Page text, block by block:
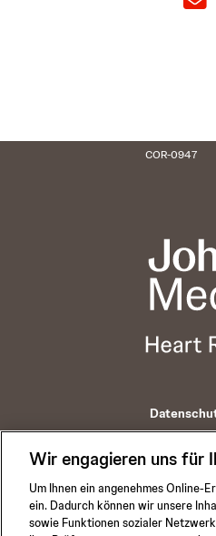
COR-0947
© 2026
Wir engagieren uns für
Um Ihnen ein angenehmes Online-
ein. Dadurch können wir unsere
sowie Funktionen sozialer